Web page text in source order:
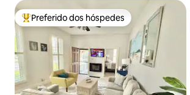
Entre os melhores preferidos dos hóspedes
Preferido dos hóspedes